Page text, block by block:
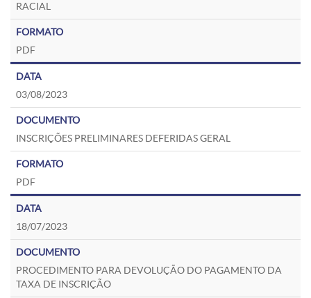
RACIAL
PDF
03/08/2023
INSCRIÇÕES PRELIMINARES DEFERIDAS GERAL
PDF
18/07/2023
PROCEDIMENTO PARA DEVOLUÇÃO DO PAGAMENTO DA
TAXA DE INSCRIÇÃO